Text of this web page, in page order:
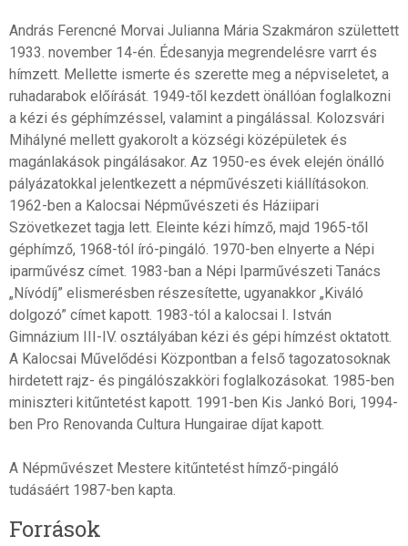
András Ferencné Morvai Julianna Mária Szakmáron születtett
1933. november 14-én. Édesanyja megrendelésre varrt és
hímzett. Mellette ismerte és szerette meg a népviseletet, a
ruhadarabok előírását. 1949-től kezdett önállóan foglalkozni
a kézi és géphímzéssel, valamint a pingálással. Kolozsvári
Mihályné mellett gyakorolt a községi középületek és
magánlakások pingálásakor. Az 1950-es évek elején önálló
pályázatokkal jelentkezett a népművészeti kiállításokon.
1962-ben a Kalocsai Népművészeti és Háziipari
Szövetkezet tagja lett. Eleinte kézi hímző, majd 1965-től
géphímző, 1968-tól író-pingáló. 1970-ben elnyerte a Népi
iparművész címet. 1983-ban a Népi Iparművészeti Tanács
„Nívódíj” elismerésben részesítette, ugyanakkor „Kiváló
dolgozó” címet kapott. 1983-tól a kalocsai I. István
Gimnázium III-IV. osztályában kézi és gépi hímzést oktatott.
A Kalocsai Művelődési Központban a felső tagozatosoknak
hirdetett rajz- és pingálószakköri foglalkozásokat. 1985-ben
miniszteri kitűntetést kapott. 1991-ben Kis Jankó Bori, 1994-
ben Pro Renovanda Cultura Hungairae díjat kapott.
A Népművészet Mestere kitűntetést hímző-pingáló
tudásáért 1987-ben kapta.
Források